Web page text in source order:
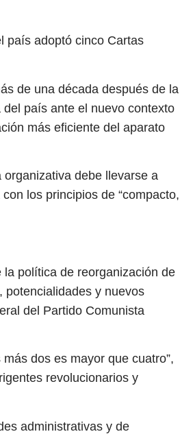
país adoptó cinco Cartas
de una década después de la
país ante el nuevo contexto
más eficiente del aparato
debe llevarse a
los principios de “compacto,
política de reorganización de
potencialidades y nuevos
del Partido Comunista
dos es mayor que cuatro”,
revolucionarios y
administrativas y de